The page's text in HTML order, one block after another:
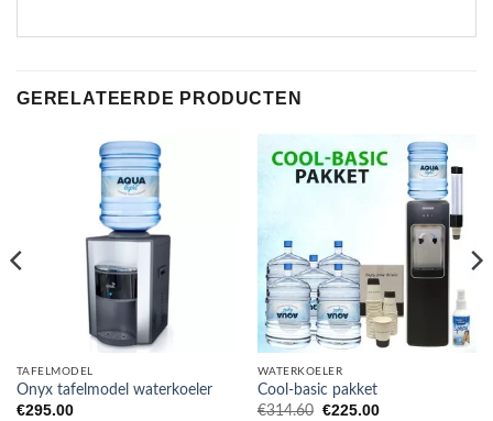
GERELATEERDE PRODUCTEN
TAFELMODEL
Onyx tafelmodel waterkoeler
€295.00
WATERKOELER
Cool-basic pakket
€314.60 Oorspronkelijke
€225.00Huidige